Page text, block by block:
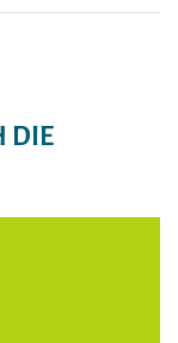
DIE